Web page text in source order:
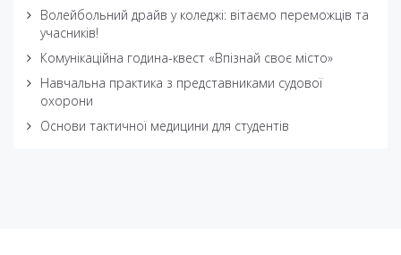
Волейбольний драйв у коледжі: вітаємо переможців та
учасників!
Комунікаційна година-квест «Впізнай своє місто»
Навчальна практика з представниками судової
охорони
Основи тактичної медицини для студентів